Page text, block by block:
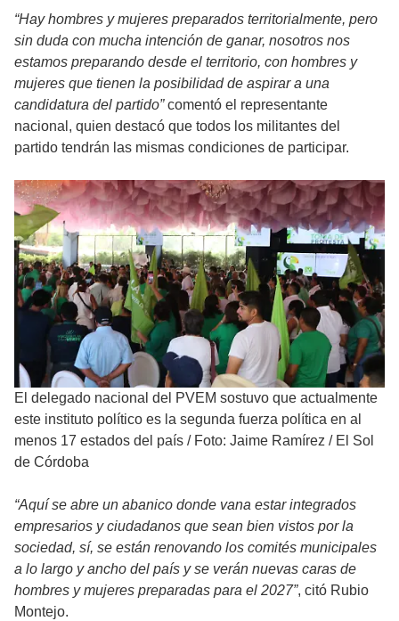
“Hay hombres y mujeres preparados territorialmente, pero
sin duda con mucha intención de ganar, nosotros nos
estamos preparando desde el territorio, con hombres y
mujeres que tienen la posibilidad de aspirar a una
candidatura del partido”comentó el representante
nacional, quien destacó que todos los militantes del
partido tendrán las mismas condiciones de participar.
El delegado nacional del PVEM sostuvo que actualmente
este instituto político es la segunda fuerza política en al
menos 17 estados del país / Foto: Jaime Ramírez / El Sol
de Córdoba
“Aquí se abre un abanico donde vana estar integrados
empresarios y ciudadanos que sean bien vistos por la
sociedad, sí, se están renovando los comités municipales
a lo largo y ancho del país y se verán nuevas caras de
hombres y mujeres preparadas para el 2027”, citó Rubio
Montejo.